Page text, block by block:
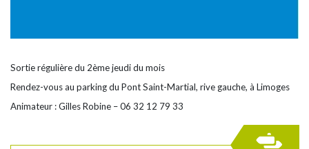
Sortie régulière du 2ème jeudi du mois
Rendez-vous au parking du Pont Saint-Martial, rive gauche, à Limoges
Animateur : Gilles Robine – 06 32 12 79 33